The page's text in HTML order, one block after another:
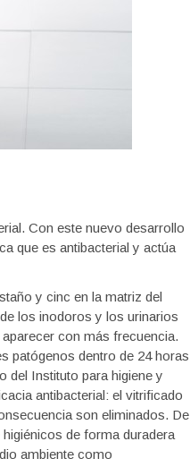
Con este nuevo desarrollo
que es antibacterial y actúa
y cinc en la matriz del
los inodoros y los urinarios
con más frecuencia.
patógenos dentro de 24 horas
del Instituto para higiene y
antibacterial: el vitrificado
son eliminados. De
de forma duradera
ambiente como